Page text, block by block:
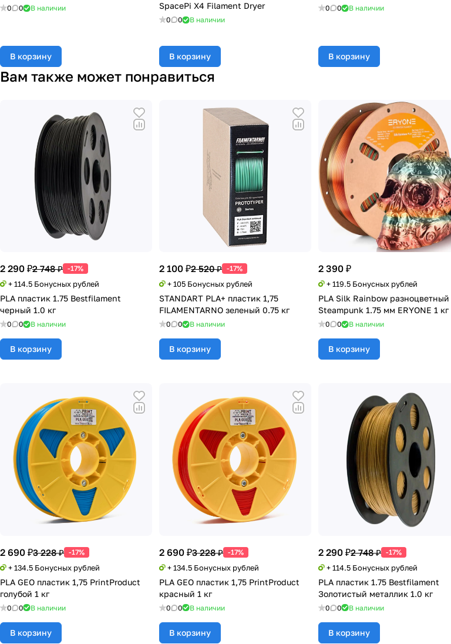
0 0 В наличии
В корзину
SpacePi X4 Filament Dryer
0 0 В наличии
В корзину
0 0 В наличии
В корзину
Вам также может понравиться
2 290 ₽2 748 ₽ -17%
+ 114.5 Бонусных рублей
PLA пластик 1.75 Bestfilament
черный 1.0 кг
0 0 В наличии
В корзину
2 100 ₽2 520 ₽ -17%
+ 105 Бонусных рублей
STANDART PLA+ пластик 1,75
FILAMENTARNO зеленый 0.75 кг
0 0 В наличии
В корзину
2 390 ₽
+ 119.5 Бонусных рублей
PLA Silk Rainbow разноцветный
Steampunk 1.75 мм ERYONE 1 кг
0 0 В наличии
В корзину
2 690 ₽3 228 ₽ -17%
+ 134.5 Бонусных рублей
PLA GEO пластик 1,75 PrintProduct
голубой 1 кг
0 0 В наличии
В корзину
2 690 ₽3 228 ₽ -17%
+ 134.5 Бонусных рублей
PLA GEO пластик 1,75 PrintProduct
красный 1 кг
0 0 В наличии
В корзину
2 290 ₽2 748 ₽ -17%
+ 114.5 Бонусных рублей
PLA пластик 1.75 Bestfilament
Золотистый металлик 1.0 кг
0 0 В наличии
В корзину